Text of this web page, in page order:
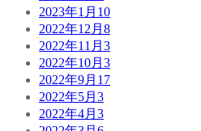
2023年1月 10
2022年12月 8
2022年11月 3
2022年10月 3
2022年9月 17
2022年5月 3
2022年4月 3